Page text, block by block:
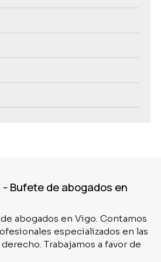
Bufete de abogados en
abogados en Vigo. Contamos
especializados en las
Trabajamos a favor de